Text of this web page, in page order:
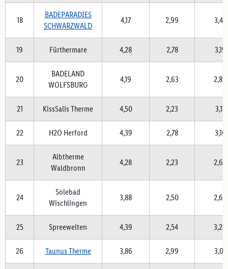
18
BADEPARADIES
SCHWARZWALD
4,17 2,99 3,44
19 Fürthermare 4,28 2,78 3,19
20
BADELAND
WOLFSBURG
4,19 2,63 2,89
21 KissSalis Therme 4,50 2,23 3,11
22 H2O Herford 4,39 2,78 3,16
23
Albtherme
Waldbronn
4,28 2,23 2,60
24
Solebad
Wischlingen
3,88 2,50 2,64
25 Spreewelten 4,39 2,54 3,20
26 Taunus Therme 3,86 2,99 3,07